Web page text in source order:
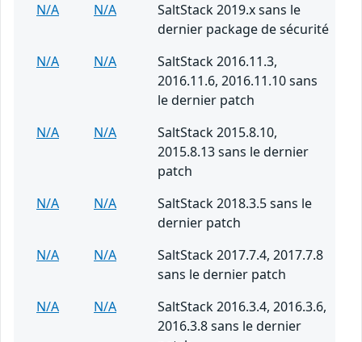
N/A
N/A
SaltStack 2019.x sans le
dernier package de sécurité
N/A
N/A
SaltStack 2016.11.3,
2016.11.6, 2016.11.10 sans
le dernier patch
N/A
N/A
SaltStack 2015.8.10,
2015.8.13 sans le dernier
patch
N/A
N/A
SaltStack 2018.3.5 sans le
dernier patch
N/A
N/A
SaltStack 2017.7.4, 2017.7.8
sans le dernier patch
N/A
N/A
SaltStack 2016.3.4, 2016.3.6,
2016.3.8 sans le dernier